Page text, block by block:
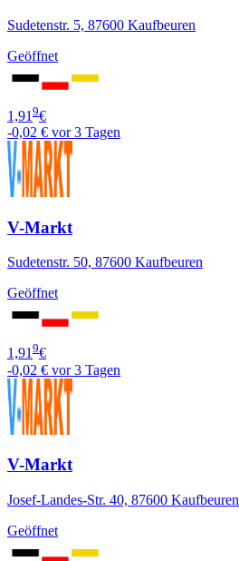
Sudetenstr. 5, 87600 Kaufbeuren
Geöffnet
1,91 9€
-0,02 € vor 3 Tagen
V-Markt
Sudetenstr. 50, 87600 Kaufbeuren
Geöffnet
1,919€
-0,02 € vor 3 Tagen
V-Markt
Josef-Landes-Str. 40, 87600 Kaufbeuren
Geöffnet